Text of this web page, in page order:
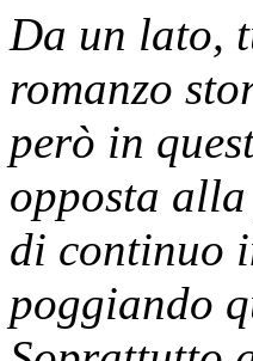
Da un lato,
romanzo
però in
opposta
di continuo
poggiando